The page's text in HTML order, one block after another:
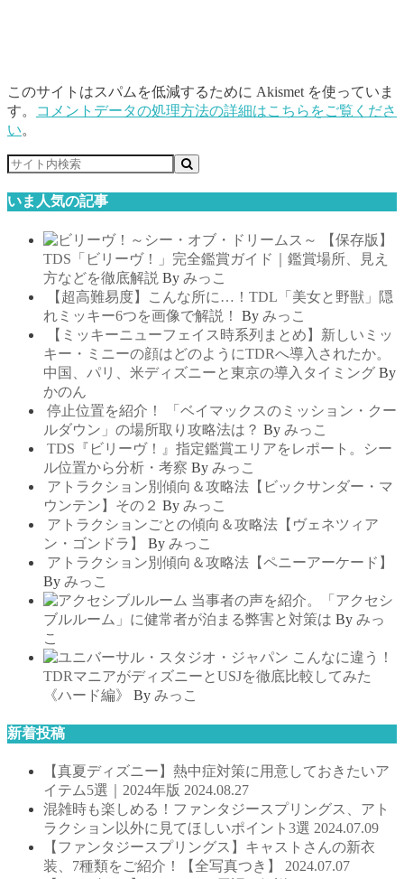
このサイトはスパムを低減するために Akismet を使っていま
す。
コメントデータの処理方法の詳細はこちらをご覧くださ
い。
いま人気の記事
【保存版】
TDS「ビリーヴ！」完全鑑賞ガイド｜鑑賞場所、見え
方などを徹底解説 By みっこ
【超高難易度】こんな所に…！TDL「美女と野獣」隠
れミッキー6つを画像で解説！
By みっこ
【ミッキーニューフェイス時系列まとめ】新しいミッ
キー・ミニーの顔はどのようにTDRへ導入されたか。
中国、パリ、米ディズニーと東京の導入タイミング By
かのん
停止位置を紹介！ 「ベイマックスのミッション・クー
ルダウン」の場所取り攻略法は？ By みっこ
TDS『ビリーヴ！』指定鑑賞エリアをレポート。シー
ル位置から分析・考察 By みっこ
アトラクション別傾向＆攻略法【ビックサンダー・マ
ウンテン】その２ By みっこ
アトラクションごとの傾向＆攻略法【ヴェネツィア
ン・ゴンドラ】
By みっこ
アトラクション別傾向＆攻略法【ペニーアーケード】
By みっこ
当事者の声を紹介。「アクセシ
ブルルーム」に健常者が泊まる弊害と対策は By みっ
こ
こんなに違う！
TDRマニアがディズニーとUSJを徹底比較してみた
《ハード編》
By みっこ
新着投稿
【真夏ディズニー】熱中症対策に用意しておきたいア
イテム5選｜2024年版 2024.08.27
混雑時も楽しめる！ファンタジースプリングス、アト
ラクション以外に見てほしいポイント3選 2024.07.09
【ファンタジースプリングス】キャストさんの新衣
装、7種類をご紹介！【全写真つき】 2024.07.07